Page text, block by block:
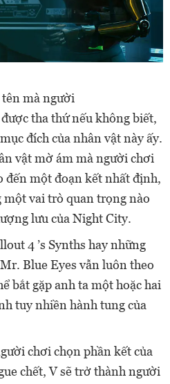
mà người
tha thứ nếu không biết,
đích của nhân vật này ấy.
vật mờ ám mà người chơi
đến một đoạn kết nhất định,
một vai trò quan trọng nào
lưu của Night City.
4 ’s Synths hay những
Blue Eyes vẫn luôn theo
bắt gặp anh ta một hoặc hai
tuy nhiền hành tung của
chơi chọn phần kết của
chết, V sẽ trở thành người